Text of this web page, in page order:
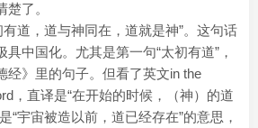
了。
道，道与神同在，道就是神”。这句话
中国化。尤其是第一句“太初有道”，
经》里的句子。但看了英文in the
，直译是“在开始的时候，（神）的道
“宇宙被造以前，道已经存在”的意思，